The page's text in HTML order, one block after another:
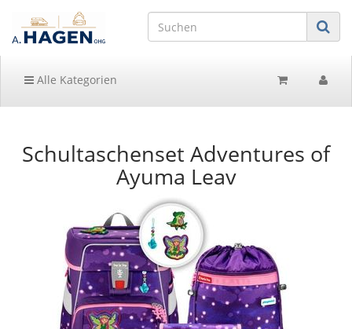
Alle Kategorien
Schultaschenset Adventures of
Ayuma Leav